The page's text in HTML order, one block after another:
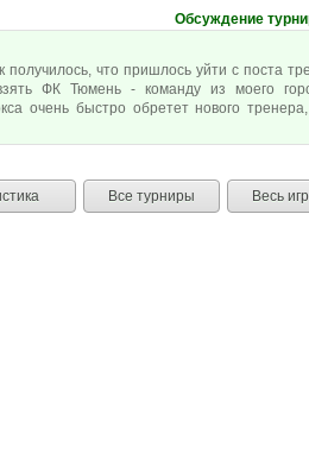
Обсуждение
получилось, что пришлось уйти с поста
ФК Тюмень - команду из моего
очень быстро обретет нового
Все турниры Весь